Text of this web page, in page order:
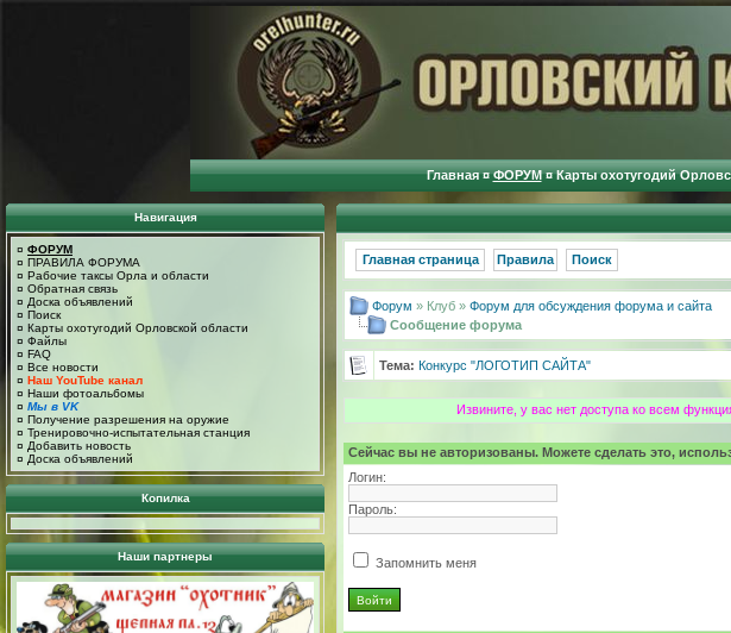
Главная ¤ ФОРУМ ¤ Карты охотугодий
Навигация
¤ ФОРУМ
¤ ПРАВИЛА ФОРУМА
¤ Рабочие таксы Орла и области
¤ Обратная связь
¤ Доска объявлений
¤ Поиск
¤ Карты охотугодий Орловской области
¤ Файлы
¤ FAQ
¤ Все новости
¤ Наш YouTube канал
¤ Наши фотоальбомы
¤ Мы в VK
¤ Получение разрешения на оружие
¤ Тренировочно-испытательная станция
¤ Добавить новость
¤ Доска объявлений
Копилка
Наши партнеры
Главная страница Правила Поиск
Форум » Клуб » Форум для обсуждения форума и сайта
Сообщение форума
Тема: Конкурс "ЛОГОТИП САЙТА"
Извините, у вас нет доступа ко всем
Сейчас вы не авторизованы. Можете сделать это,
Логин:
Пароль:
Запомнить меня